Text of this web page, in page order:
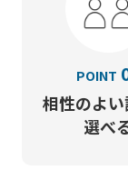
POINT
相性のよ
選べ